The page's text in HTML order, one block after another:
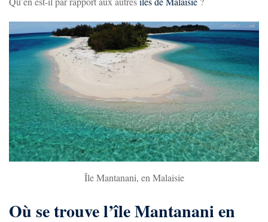
Île Mantanani, en Malaisie
Où se trouve l’île Mantanani en